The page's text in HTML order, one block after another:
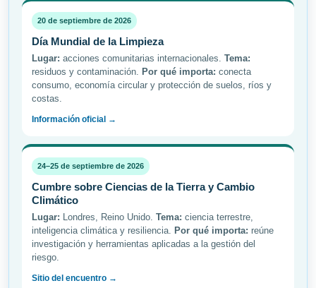
20 de septiembre de 2026
Día Mundial de la Limpieza
Lugar: acciones comunitarias internacionales. Tema:
residuos y contaminación. Por qué importa: conecta
consumo, economía circular y protección de suelos, ríos y
costas.
Información oficial →
24–25 de septiembre de 2026
Cumbre sobre Ciencias de la Tierra y Cambio
Climático
Lugar: Londres, Reino Unido. Tema: ciencia terrestre,
inteligencia climática y resiliencia. Por qué importa: reúne
investigación y herramientas aplicadas a la gestión del
riesgo.
Sitio del encuentro →